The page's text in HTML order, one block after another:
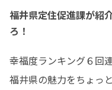
福井県定住促進課が紹
ろ！
幸福度ランキング６回
福井県の魅力をちょっ